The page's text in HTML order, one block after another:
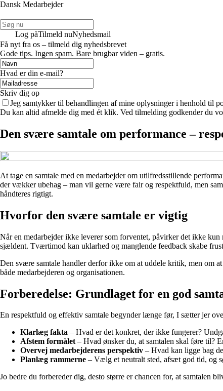
Dansk Medarbejder
Log påTilmeld nuNyhedsmail
Få nyt fra os – tilmeld dig nyhedsbrevet
Gode tips. Ingen spam. Bare brugbar viden – gratis.
Hvad er din e-mail?
Skriv dig op
Jeg samtykker til behandlingen af mine oplysninger i henhold til
Du kan altid afmelde dig med ét klik. Ved tilmelding godkender du
Den svære samtale om performance –
At tage en samtale med en medarbejder om utilfredsstillende
der vækker ubehag – man vil gerne være fair og respektfuld, men
håndteres rigtigt.
Hvorfor den svære samtale er vigtig
Når en medarbejder ikke leverer som forventet, påvirker det ikke
sjældent. Tværtimod kan uklarhed og manglende feedback skabe
Den svære samtale handler derfor ikke om at uddele kritik, men om
både medarbejderen og organisationen.
Forberedelse: Grundlaget for en god
En respektfuld og effektiv samtale begynder længe før, I sætter jer
Klarlæg fakta – Hvad er det konkret, der ikke fungerer?
Afstem formålet– Hvad ønsker du, at samtalen skal føre til?
Overvej medarbejderens perspektiv – Hvad kan ligge bag
Planlæg rammerne – Vælg et neutralt sted, afsæt god tid, og
Jo bedre du forbereder dig, desto større er chancen for, at samtalen